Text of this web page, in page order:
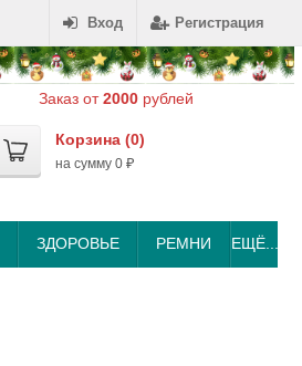
Вход Регистрация
Заказ от2000 рублей
Корзина (0)
на сумму 0 ₽
ЗДОРОВЬЕ РЕМНИ ЕЩЁ...